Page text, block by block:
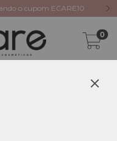
o cupom ECARE10
0